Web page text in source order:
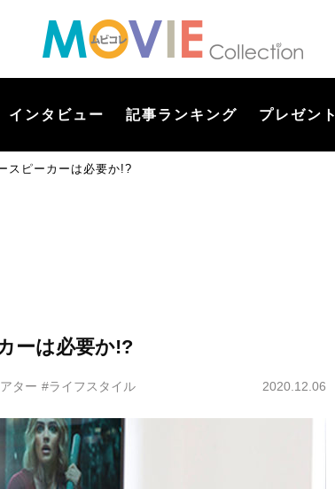
インタビュー 記事ランキング プレゼント
スピーカーは必要か!?
ーは必要か!?
ター #ライフスタイル 2020.12.06